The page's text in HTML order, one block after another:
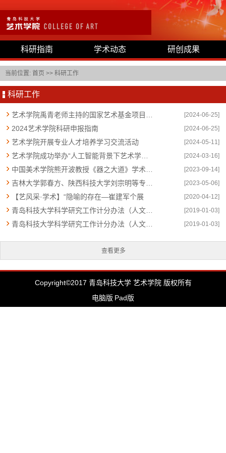
科研指南 学术动态 研创成果
当前位置: 首页 >> 科研工作
科研工作
[2024-06-25]
2024艺术学院科研申报指南 [2024-06-25]
艺术学院开展专业人才培养学习交流活动 [2024-05-11]
[2024-03-16]
[2023-09-14]
[2023-05-06]
【艺风采·学术】“隐喻的存在—崔建军个展 [2020-04-12]
[2019-01-03]
[2019-01-03]
查看更多
Copyright©2017 青岛科技大学 艺术学院 版权所有
电脑版 Pad版